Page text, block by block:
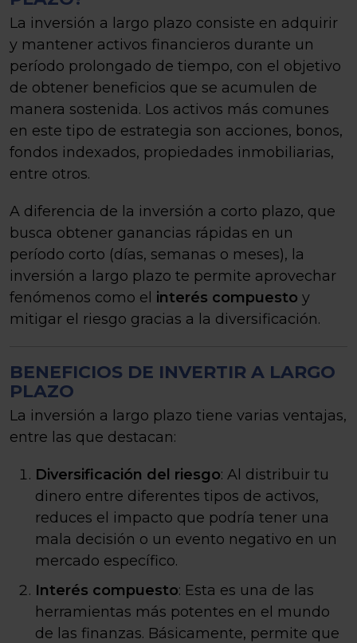
La inversión a largo plazo consiste en adquirir
y mantener activos financieros durante un
período prolongado de tiempo, con el objetivo
de obtener beneficios que se acumulen de
manera sostenida. Los activos más comunes
en este tipo de estrategia son acciones, bonos,
fondos indexados, propiedades inmobiliarias,
entre otros.
A diferencia de la inversión a corto plazo, que
busca obtener ganancias rápidas en un
período corto (días, semanas o meses), la
inversión a largo plazo te permite aprovechar
fenómenos como el interés compuesto y
mitigar el riesgo gracias a la diversificación.
BENEFICIOS DE INVERTIR A LARGO
PLAZO
La inversión a largo plazo tiene varias ventajas,
entre las que destacan:
Diversificación del riesgo: Al distribuir tu
dinero entre diferentes tipos de activos,
reduces el impacto que podría tener una
mala decisión o un evento negativo en un
mercado específico.
Interés compuesto: Esta es una de las
herramientas más potentes en el mundo
de las finanzas. Básicamente, permite que